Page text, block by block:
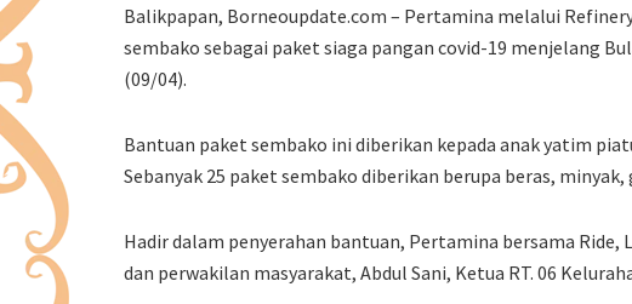
Balikpapan, Borneoupdate.com – Pertamina melalui
sembako sebagai paket siaga pangan covid-19 menjelang
(09/04).
Bantuan paket sembako ini diberikan kepada anak yatim
Sebanyak 25 paket sembako diberikan berupa beras,
Hadir dalam penyerahan bantuan, Pertamina bersama Ride,
dan perwakilan masyarakat, Abdul Sani, Ketua RT. 06